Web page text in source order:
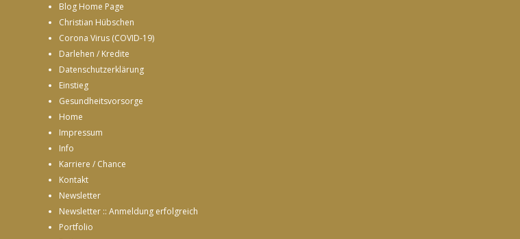
Blog Home Page
Christian Hübschen
Corona Virus (COVID-19)
Darlehen / Kredite
Datenschutzerklärung
Einstieg
Gesundheitsvorsorge
Home
Impressum
Info
Karriere / Chance
Kontakt
Newsletter
Newsletter :: Anmeldung erfolgreich
Portfolio